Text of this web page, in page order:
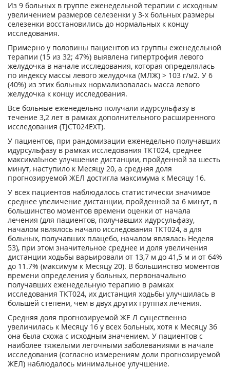
Из 9 больных в группе еженедельной терапии с исходным
увеличением размеров селезенки у 3-х больных размеры
селезенки восстановились до нормальных к концу
исследования.
Примерно у половины пациентов из группы еженедельной
терапии (15 из 32; 47%) выявлена гипертрофия левого
желудочка в начале исследования, которая определялась
по индексу массы левого желудочка (МЛЖ) > 103 г/м2. У 6
(40%) из этих больных нормализовалась масса левого
желудочка к концу исследования.
Все больные еженедельно получали идурсульфазу в
течение 3,2 лет в рамках дополнительного расширенного
исследования (TJCT024EXT).
У пациентов, при рандомизации еженедельно получавших
идурсульфазу в рамках исследования ТКТ024, среднее
максима!ьное улучшение дистанции, пройденной за шесть
минут, наступило к Месяцу 20, а средняя доля
прогнозируемой ЖЕЛ достигла максимума к Месяцу 16.
У всех пациентов наблюдалось статистически значимое
среднее увеличение дистанции, пройденной за 6 минут, в
большинство моментов времени оценки от начала
лечения (для пациентов, получавших идурсульфазу,
началом являлось начало исследования ТКТ024, а для
больных, получавших плацебо, началом являлась Неделя
53), при этом значительное среднее и доля увеличения
дистанции ходьбы варьировали от 13,7 м до 41,5 м и от 64%
до 11.7% (максимум к Месяцу 20). В большинство моментов
времени определения у больных, первоначально
получавших еженедельную терапию в рамках
исследования ТКТ024, их дистанция ходьбы улучшилась в
большей степени, чем в двух других группах лечения.
Средняя доля прогнозируемой ЖЕ Л существенно
увеличилась к Месяцу 16 у всех больных, хотя к Месяцу 36
она была схожа с исходным значением. У пациентов с
наиболее тяжелыми легочными заболеваниями в начале
исследования (согласно измерениям доли прогнозируемой
ЖЕЛ) наблюдалось минимальное улучшение.